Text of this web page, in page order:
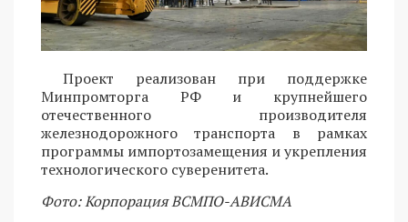
Проект реализован при поддержке
Минпромторга РФ и крупнейшего
отечественного производителя
железнодорожного транспорта в рамках
программы импортозамещения и укрепления
технологического суверенитета.
Фото: Корпорация ВСМПО-АВИСМА